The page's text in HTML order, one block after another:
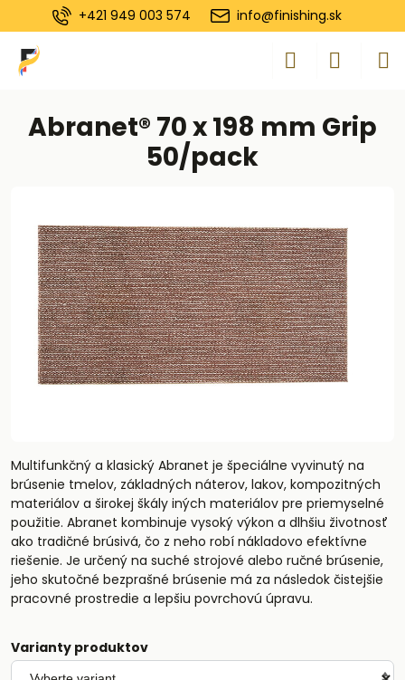
+421 949 003 574 info@finishing.sk
Abranet® 70 x 198 mm Grip
50/pack
Multifunkčný a klasický Abranet je špeciálne vyvinutý na
brúsenie tmelov, základných náterov, lakov, kompozitných
materiálov a širokej škály iných materiálov pre priemyselné
použitie. Abranet kombinuje vysoký výkon a dlhšiu životnosť
ako tradičné brúsivá, čo z neho robí nákladovo efektívne
riešenie. Je určený na suché strojové alebo ručné brúsenie,
jeho skutočné bezprašné brúsenie má za následok čistejšie
pracovné prostredie a lepšiu povrchovú úpravu.
Varianty produktov